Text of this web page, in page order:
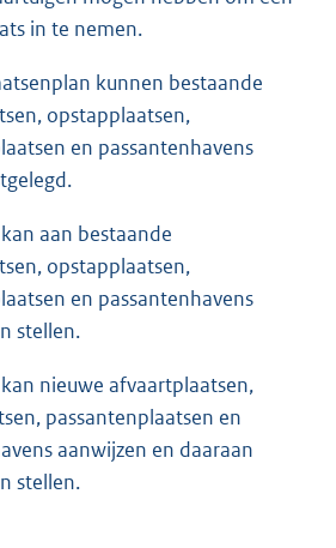
in te nemen.
kunnen bestaande
opstapplaatsen,
en passantenhavens
aan bestaande
opstapplaatsen,
en passantenhavens
stellen.
nieuwe afvaartplaatsen,
passantenplaatsen en
aanwijzen en daaraan
stellen.